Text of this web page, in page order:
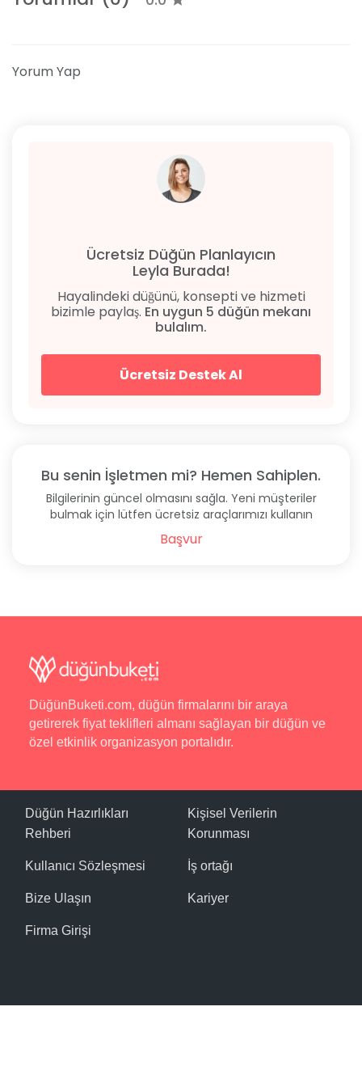
her zaman sıcak ve davetkar bir atmosfer var.
İsteğinize göre şekillendirdiğimiz mekanımız,
farklı bir boyuta taşıyabilirsiniz.
Yorum Yap
Ücretsiz Düğün Planlayıcın
Leyla Burada!
Hayalindeki düğünü, konsepti ve hizmeti
bizimle paylaş. En uygun 5 düğün mekanı
bulalım.
Ücretsiz Destek Al
Bu senin İşletmen mi? Hemen Sahiplen.
Bilgilerinin güncel olmasını sağla. Yeni müşteriler
bulmak için lütfen ücretsiz araçlarımızı kullanın
Başvur
DüğünBuketi.com, düğün firmalarını bir araya
getirerek fiyat teklifleri almanı sağlayan bir düğün ve
özel etkinlik organizasyon portalıdır.
Düğün Hazırlıkları
Rehberi
Kullanıcı Sözleşmesi
Bize Ulaşın
Firma Girişi
Kişisel Verilerin
Korunması
İş ortağı
Kariyer